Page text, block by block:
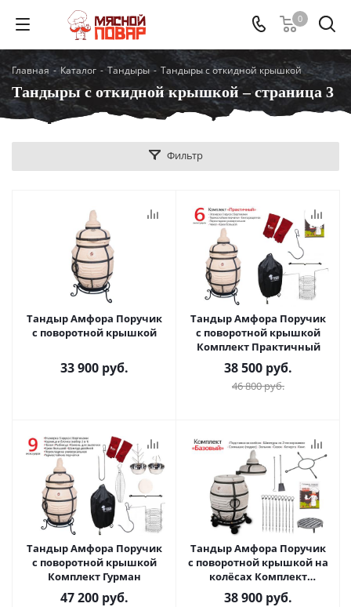
0
Главная - Каталог - Тандыры - Тандыры с откидной крышкой
Тандыры с откидной крышкой – страница 3
Фильтр
Тандыр Амфора Поручик
с поворотной крышкой
33 900 руб.
Тандыр Амфора Поручик
с поворотной крышкой
Комплект Практичный
38 500 руб.
46 800руб.
Тандыр Амфора Поручик
с поворотной крышкой
Комплект Гурман
47 200 руб.
Тандыр Амфора Поручик
с поворотной крышкой на
колёсах Комплект
Базовый
38 900 руб.